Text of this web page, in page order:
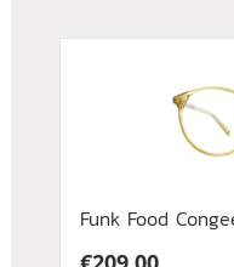
Funk Food